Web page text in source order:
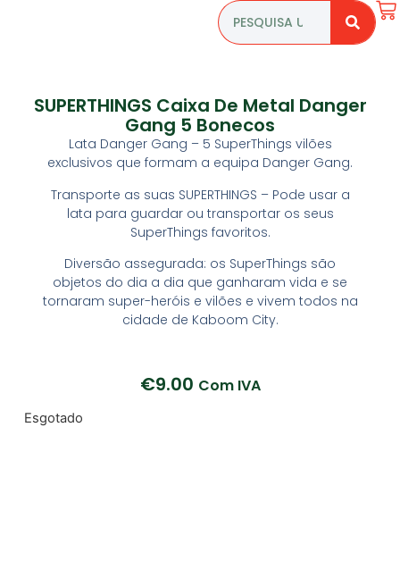
SUPERTHINGS Caixa De Metal Danger
Gang 5 Bonecos
Lata Danger Gang – 5 SuperThings vilões
exclusivos que formam a equipa Danger Gang.
Transporte as suas SUPERTHINGS – Pode usar a
lata para guardar ou transportar os seus
SuperThings favoritos.
Diversão assegurada: os SuperThings são
objetos do dia a dia que ganharam vida e se
tornaram super-heróis e vilões e vivem todos na
cidade de Kaboom City.
€9.00 Com IVA
Esgotado